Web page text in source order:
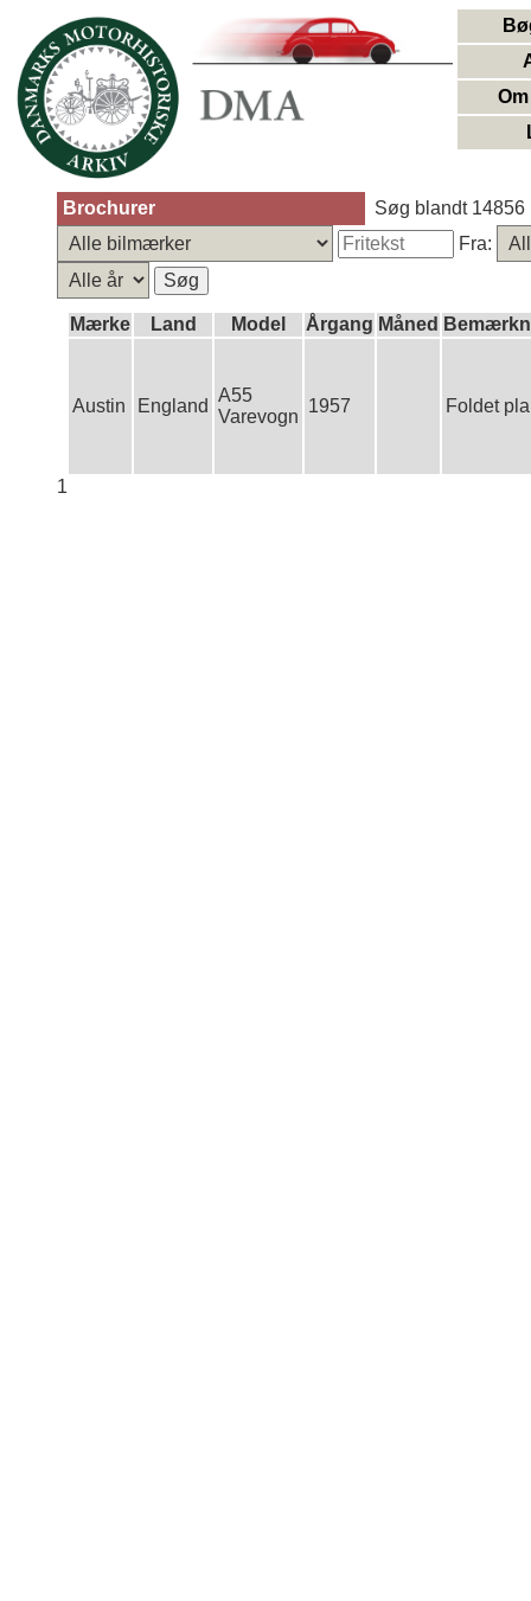
Brochurer
Søg blandt 14856
Fra:
Mærke Land Model Årgang Måned
Austin England
A55
Varevogn
1957 Foldet
1